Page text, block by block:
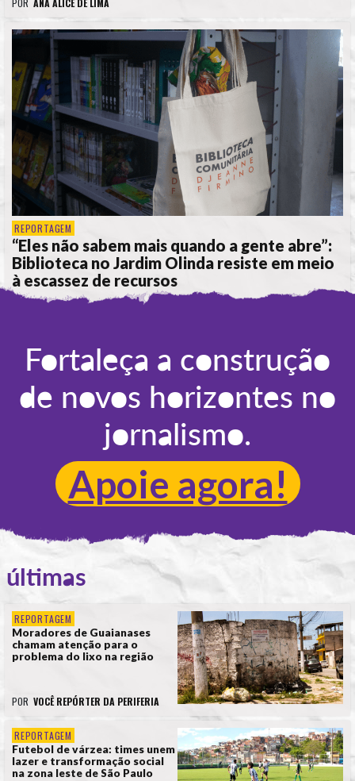
REPORTAGEM
“Eles não sabem mais quando a gente abre”:
Biblioteca no Jardim Olinda resiste em meio
à escassez de recursos
Fortaleça a construção
de novos horizontes no
jornalismo.
Apoie agora!
últimas
REPORTAGEM
Moradores de Guaianases
chamam atenção para o
problema do lixo na região
POR VOCÊ REPÓRTER DA PERIFERIA
REPORTAGEM
Futebol de várzea: times unem
lazer e transformação social
na zona leste de São Paulo